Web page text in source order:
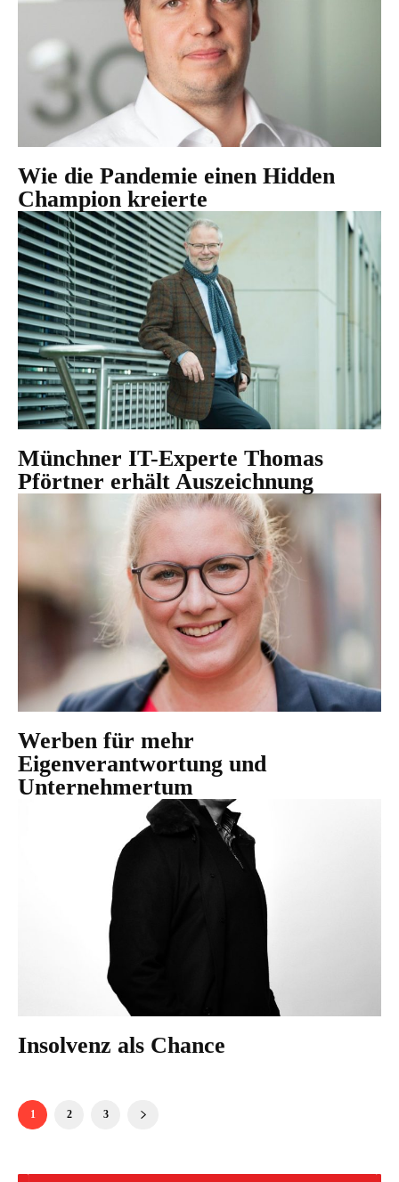
Wie die Pandemie einen Hidden
Champion kreierte
Münchner IT-Experte Thomas
Pförtner erhält Auszeichnung
Werben für mehr
Eigenverantwortung und
Unternehmertum
Insolvenz als Chance
1 2 3